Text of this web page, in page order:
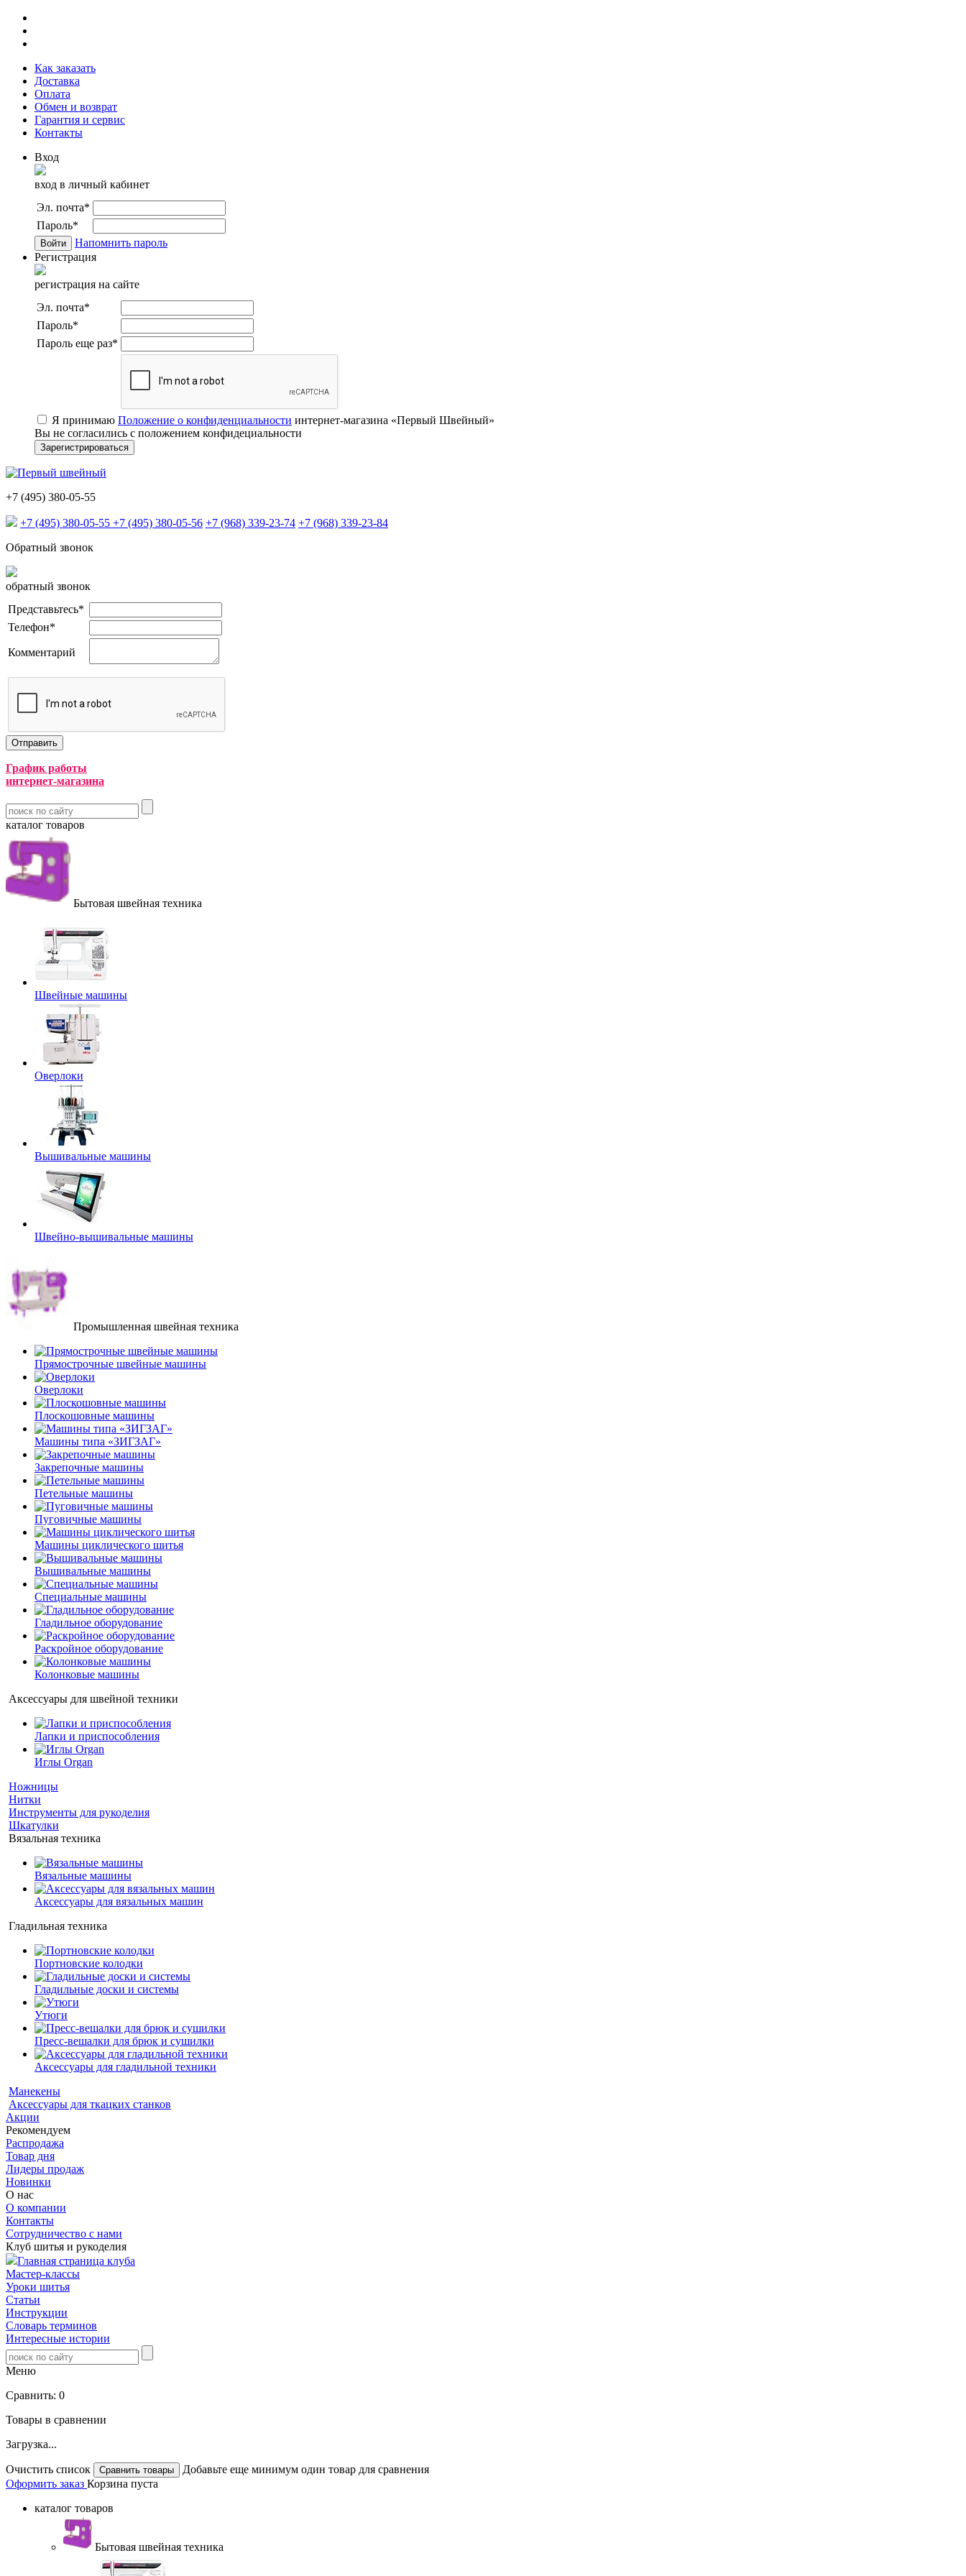
Как заказать
Доставка
Оплата
Обмен и возврат
Гарантия и сервис
Контакты
Вход
вход в личный кабинет
Эл. почта*
Пароль*
Напомнить пароль
Регистрация
регистрация на сайте
Эл. почта*
Пароль*
Пароль еще раз*
Я принимаю Положение о конфиденциальности интернет-магазина «Первый Швейный»
Вы не согласились с положением конфидециальности
+7 (495) 380-05-55
+7 (495) 380-05-55 +7 (495) 380-05-56 +7 (968) 339-23-74 +7 (968) 339-23-84
Обратный звонок
обратный звонок
Представьтесь*
Телефон*
Комментарий
График работы
интернет-магазина
каталог товаров
Бытовая швейная техника
Швейные машины
Оверлоки
Вышивальные машины
Швейно-вышивальные машины
Промышленная швейная техника
Прямострочные швейные машины
Оверлоки
Плоскошовные машины
Машины типа «ЗИГЗАГ»
Закрепочные машины
Петельные машины
Пуговичные машины
Машины циклического шитья
Вышивальные машины
Специальные машины
Гладильное оборудование
Раскройное оборудование
Колонковые машины
Аксессуары для швейной техники
Лапки и приспособления
Иглы Organ
Ножницы
Нитки
Инструменты для рукоделия
Шкатулки
Вязальная техника
Вязальные машины
Аксессуары для вязальных машин
Гладильная техника
Портновские колодки
Гладильные доски и системы
Утюги
Пресс-вешалки для брюк и сушилки
Аксессуары для гладильной техники
Манекены
Аксессуары для ткацких станков
Акции
Рекомендуем
Распродажа
Товар дня
Лидеры продаж
Новинки
О нас
О компании
Контакты
Сотрудничество с нами
Клуб шитья и рукоделия
Главная страница клуба
Мастер-классы
Уроки шитья
Статьи
Инструкции
Словарь терминов
Интересные истории
Меню
Сравнить: 0
Товары в сравнении
Загрузка...
Очистить список
Добавьте еще минимум один товар для сравнения
Оформить заказ Корзина пуста
каталог товаров
Бытовая швейная техника